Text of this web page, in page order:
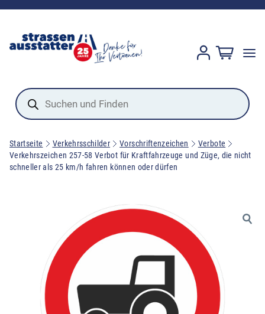
Products
search
Startseite Verkehrsschilder Vorschriftenzeichen
Verbote
Verkehrszeichen 257-58 Verbot für Kraftfahrzeuge und Züge, die nicht
schneller als 25 km/h fahren können oder dürfen